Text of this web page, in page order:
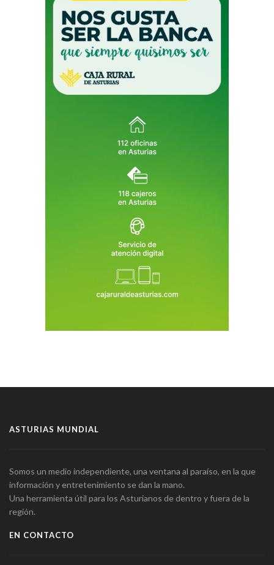
ASTURIAS MUNDIAL
Somos un medio independiente, una ventana al paraíso, en la que
información y entretenimiento se dan la mano.
Una herramienta útil para los Asturianos de dentro y fuera de la
región.
EN CONTACTO